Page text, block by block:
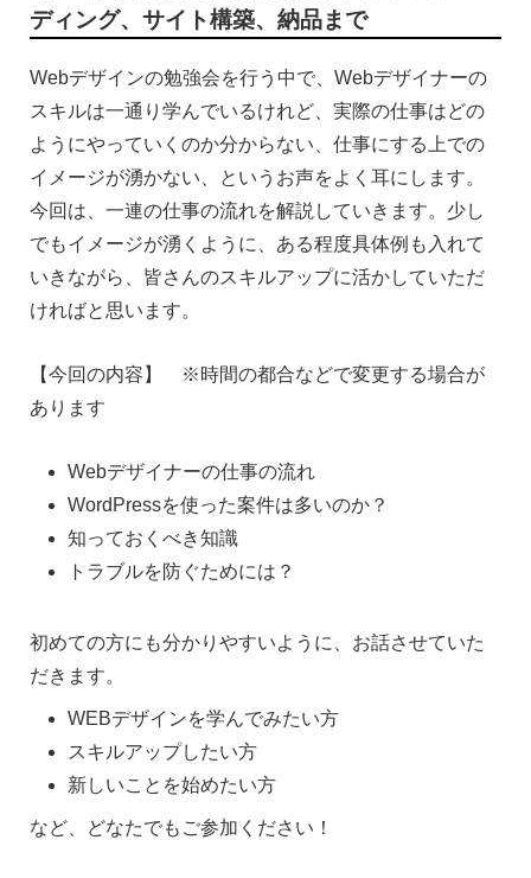
ディング、サイト構築、納品まで
Webデザインの勉強会を行う中で、Webデザイナーの
スキルは一通り学んでいるけれど、実際の仕事はどの
ようにやっていくのか分からない、仕事にする上での
イメージが湧かない、というお声をよく耳にします。
今回は、一連の仕事の流れを解説していきます。少し
でもイメージが湧くように、ある程度具体例も入れて
いきながら、皆さんのスキルアップに活かしていただ
ければと思います。
【今回の内容】 ※時間の都合などで変更する場合が
あります
Webデザイナーの仕事の流れ
WordPressを使った案件は多いのか？
知っておくべき知識
トラブルを防ぐためには？
初めての方にも分かりやすいように、お話させていた
だきます。
WEBデザインを学んでみたい方
スキルアップしたい方
新しいことを始めたい方
など、どなたでもご参加ください！